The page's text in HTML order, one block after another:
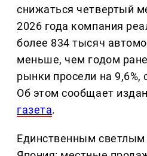
снижаться четвертый
2026 года компания
более 834 тысяч
меньше, чем годом
рынки просели на 9,6%,
Об этом сообщает
газета.
Единственным светлым